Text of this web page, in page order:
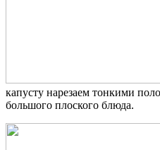
капусту нарезаем тонкими
большого плоского блюда.